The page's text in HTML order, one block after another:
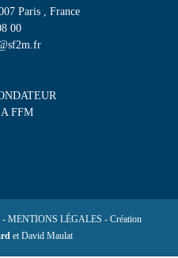
Paris , France
00
FFM
- MENTIONS LÉGALES - Création
et David Maulat